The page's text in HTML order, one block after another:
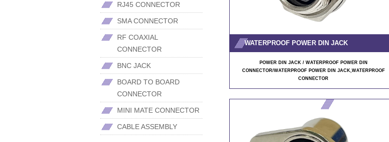
WATERPROOF POWER DIN JACK
POWER DIN JACK / WATERPROOF POWER DIN
CONNECTOR/WATERPROOF POWER DIN JACK ,WATERPROOF
CONNECTOR
RJ45 CONNECTOR
SMA CONNECTOR
RF COAXIAL
CONNECTOR
BNC JACK
BOARD TO BOARD
CONNECTOR
MINI MATE CONNECTOR
CABLE ASSEMBLY